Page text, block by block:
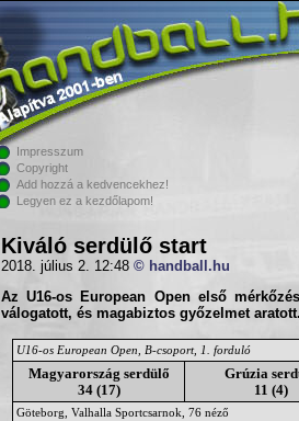
Impresszum
Copyright
Add hozzá a kedvencekhez!
Legyen ez a kezdőlapom!
Kiváló serdülő start
2018. július 2. 12:48 © handball.hu
AzU16-os European Openelső
válogatott, és magabiztos győzelmet aratott.
U16-os European Open, B-csoport, 1. forduló
Magyarország serdülő
34 (17)
Grúzia
11 (4)
Göteborg, Valhalla Sportcsarnok, 76 néző